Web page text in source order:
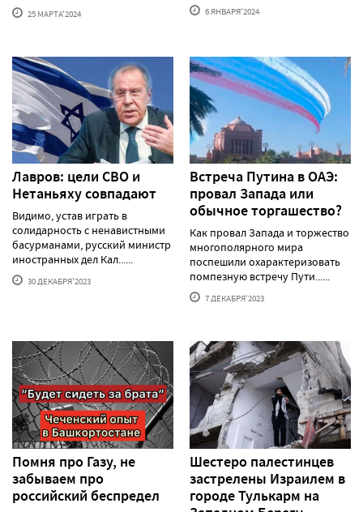
25 МАРТА'2024 6 ЯНВАРЯ'2024
Лавров: цели СВО и
Нетаньяху совпадают
Видимо, устав играть в
солидарность с ненавистными
басурманами, русский министр
иностранных дел Кал......
30 ДЕКАБРЯ'2023
Встреча Путина в ОАЭ:
провал Запада или
обычное торгашество?
Как провал Запада и торжество
многополярного мира
поспешили охарактеризовать
помпезную встречу Пути......
7 ДЕКАБРЯ'2023
Помня про Газу, не
забываем про
российский беспредел
Шестеро палестинцев
застрелены Израилем в
городе Тулькарм на